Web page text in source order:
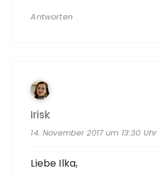
Antworten
Irisk
14. November 2017 um 13:30 Uhr
Liebe Ilka,